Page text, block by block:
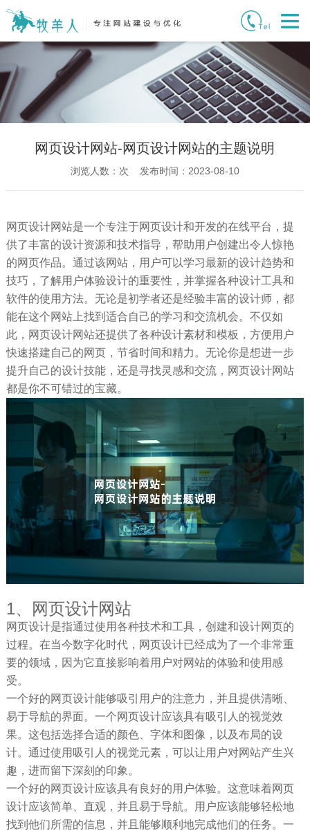
网页设计网站-网页设计网站的主题说明
浏览人数： 次 发布时间：2023-08-10
网页设计网站是一个专注于网页设计和开发的在线平台，提
供了丰富的设计资源和技术指导，帮助用户创建出令人惊艳
的网页作品。通过该网站，用户可以学习最新的设计趋势和
技巧，了解用户体验设计的重要性，并掌握各种设计工具和
软件的使用方法。无论是初学者还是经验丰富的设计师，都
能在这个网站上找到适合自己的学习和交流机会。不仅如
此，网页设计网站还提供了各种设计素材和模板，方便用户
快速搭建自己的网页，节省时间和精力。无论你是想进一步
提升自己的设计技能，还是寻找灵感和交流，网页设计网站
都是你不可错过的宝藏。
1、网页设计网站
网页设计是指通过使用各种技术和工具，创建和设计网页的
过程。在当今数字化时代，网页设计已经成为了一个非常重
要的领域，因为它直接影响着用户对网站的体验和使用感
受。
一个好的网页设计能够吸引用户的注意力，并且提供清晰、
易于导航的界面。一个网页设计应该具有吸引人的视觉效
果。这包括选择合适的颜色、字体和图像，以及布局的设
计。通过使用吸引人的视觉元素，可以让用户对网站产生兴
趣，进而留下深刻的印象。
一个好的网页设计应该具有良好的用户体验。这意味着网页
设计应该简单、直观，并且易于导航。用户应该能够轻松地
找到他们所需的信息，并且能够顺利地完成他们的任务。一